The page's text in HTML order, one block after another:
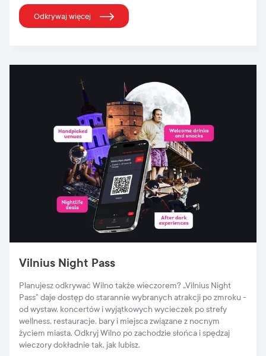
Odkrywaj więcej
Vilnius Night Pass
Planujesz odkrywać Wilno także wieczorem? „Vilnius Night
Pass” daje dostęp do starannie wybranych atrakcji po zmroku -
od wystaw, koncertów i wyjątkowych wycieczek po strefy
wellness, restauracje, bary i miejsca związane z nocnym
życiem miasta. Odkryj Wilno po zachodzie słońca i spędzaj
wieczory dokładnie tak, jak lubisz.